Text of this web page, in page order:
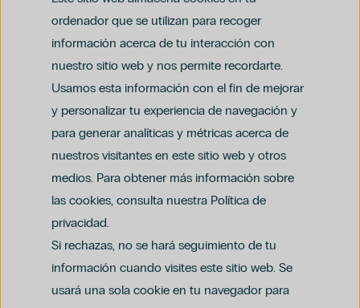
ordenador que se utilizan para recoger
información acerca de tu interacción con
nuestro sitio web y nos permite recordarte.
Usamos esta información con el fin de mejorar
y personalizar tu experiencia de navegación y
para generar analíticas y métricas acerca de
nuestros visitantes en este sitio web y otros
medios. Para obtener más información sobre
las cookies, consulta nuestra Política de
privacidad.
Si rechazas, no se hará seguimiento de tu
información cuando visites este sitio web. Se
usará una sola cookie en tu navegador para
Política de privacidad y protección de datos
Política del canal ético (PDF)
Política de compliance penal (PDF)